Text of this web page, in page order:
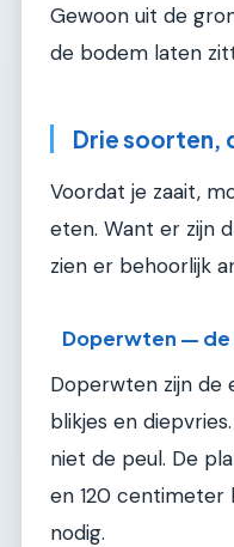
Gewoon uit de
de bodem laten
Drie soorten,
Voordat je zaait,
eten. Want er zijn
zien er behoorlijk
Doperwten — de
Doperwten zijn de
blikjes en
niet de peul. De
en 120 centimeter
nodig.